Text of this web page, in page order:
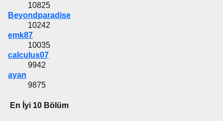
10825
Beyondparadise
10242
emk87
10035
calculus07
9942
ayan
9875
En İyi 10 Bölüm